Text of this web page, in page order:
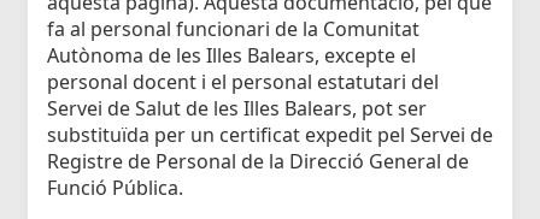
fa al personal funcionari de la Comunitat
Autònoma de les Illes Balears, excepte el
personal docent i el personal estatutari del
Servei de Salut de les Illes Balears, pot ser
substituïda per un certificat expedit pel Servei de
Registre de Personal de la Direcció General de
Funció Pública.